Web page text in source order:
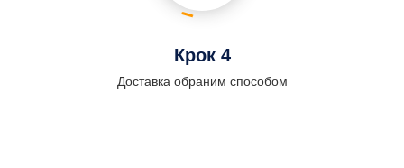
Крок 4
Доставка обраним способом